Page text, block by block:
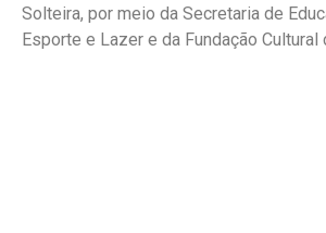
Solteira, por meio da Secretaria de
Esporte e Lazer e da Fundação Cultural